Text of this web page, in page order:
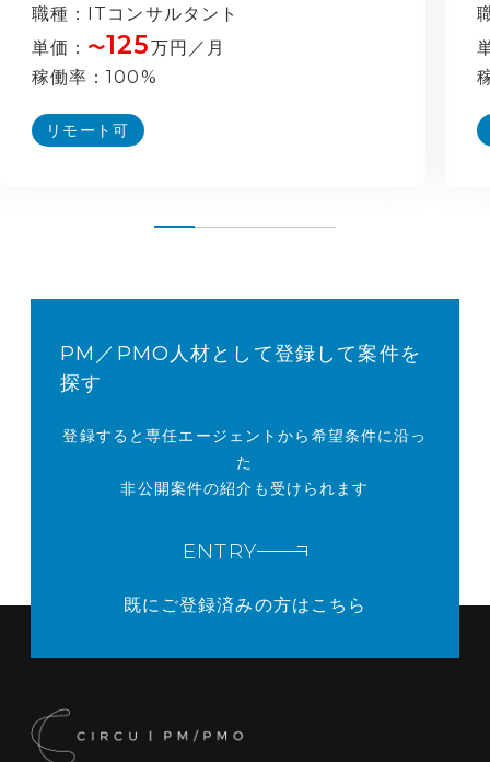
職種
ITコンサルタント
単価
〜125万円／月
稼働率
100%
リモート可
PM／PMO人材として登録して案件を
探す
登録すると専任エージェントから希望条件に沿っ
た
非公開案件の紹介も受けられます
ENTRY
既にご登録済みの方はこちら